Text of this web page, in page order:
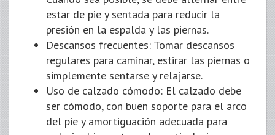
estar de pie y sentada para reducir la
presión en la espalda y las piernas.
Descansos frecuentes: Tomar descansos
regulares para caminar, estirar las piernas o
simplemente sentarse y relajarse.
Uso de calzado cómodo: El calzado debe
ser cómodo, con buen soporte para el arco
del pie y amortiguación adecuada para